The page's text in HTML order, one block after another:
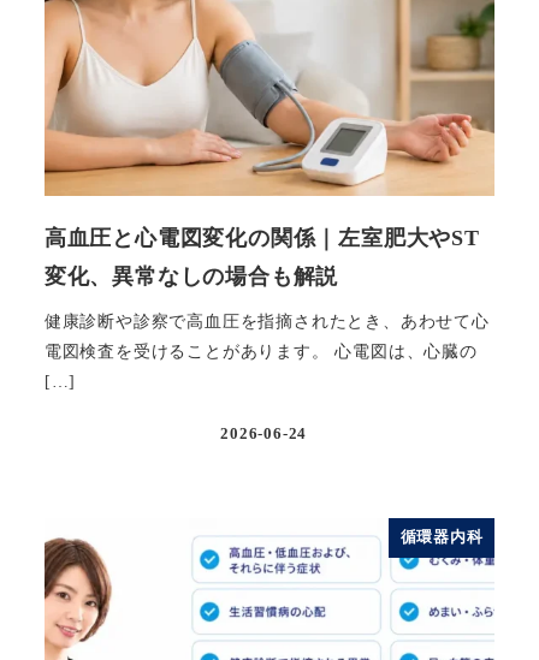
高血圧と心電図変化の関係｜左室肥大やST
変化、異常なしの場合も解説
健康診断や診察で高血圧を指摘されたとき、あわせて心
電図検査を受けることがあります。 心電図は、心臓の
[…]
2026-06-24
循環器内科